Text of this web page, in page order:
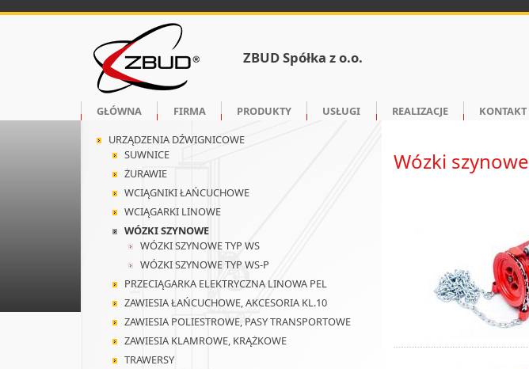
ZBUD Spółka z o.o.
GŁÓWNA FIRMA PRODUKTY USŁUGI REALIZACJE KONTAKT
URZĄDZENIA DŹWIGNICOWE
SUWNICE
ŻURAWIE
WCIĄGNIKI ŁAŃCUCHOWE
WCIĄGARKI LINOWE
WÓZKI SZYNOWE
WÓZKI SZYNOWE TYP WS
WÓZKI SZYNOWE TYP WS-P
PRZECIĄGARKA ELEKTRYCZNA LINOWA PEL
ZAWIESIA ŁAŃCUCHOWE, AKCESORIA KL.10
ZAWIESIA POLIESTROWE, PASY TRANSPORTOWE
ZAWIESIA KLAMROWE, KRĄŻKOWE
TRAWERSY
Wózki szynowe